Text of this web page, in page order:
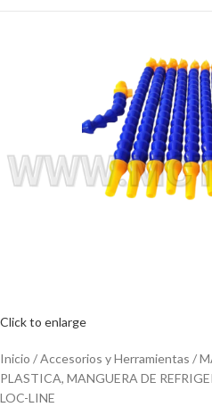
Click to enlarge
Inicio Accesorios y Herramientas
PLASTICA, MANGUERA DE
LOC-LINE